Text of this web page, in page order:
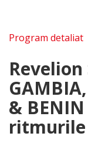
Program detaliat
Revelion
GAMBIA,
&
ritmurile